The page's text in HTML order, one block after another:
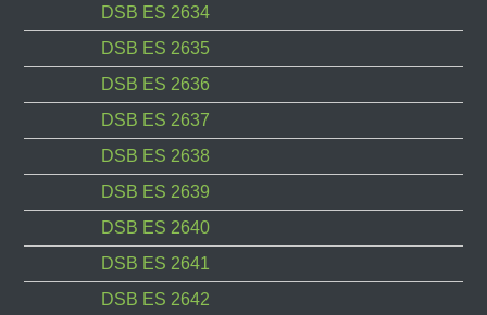
DSB ES 2634
DSB ES 2635
DSB ES 2636
DSB ES 2637
DSB ES 2638
DSB ES 2639
DSB ES 2640
DSB ES 2641
DSB ES 2642